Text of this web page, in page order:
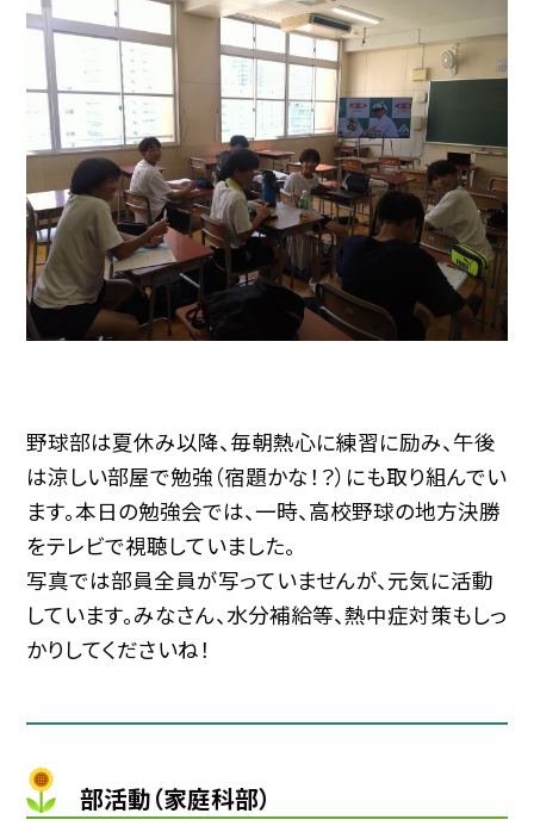
野球部は夏休み以降、毎朝熱心に練習に励み、午後
は涼しい部屋で勉強（宿題かな！？）にも取り組んでい
ます。本日の勉強会では、一時、高校野球の地方決勝
をテレビで視聴していました。
写真では部員全員が写っていませんが、元気に活動
しています。みなさん、水分補給等、熱中症対策もしっ
かりしてくださいね！
部活動（家庭科部）